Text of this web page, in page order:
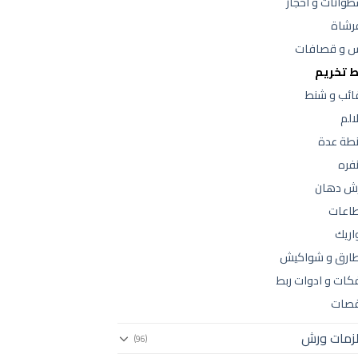
و قصافات
تخريم
و شنط
عدة
دهان
و شواكيش
و ادوات ربط
ورش (96)